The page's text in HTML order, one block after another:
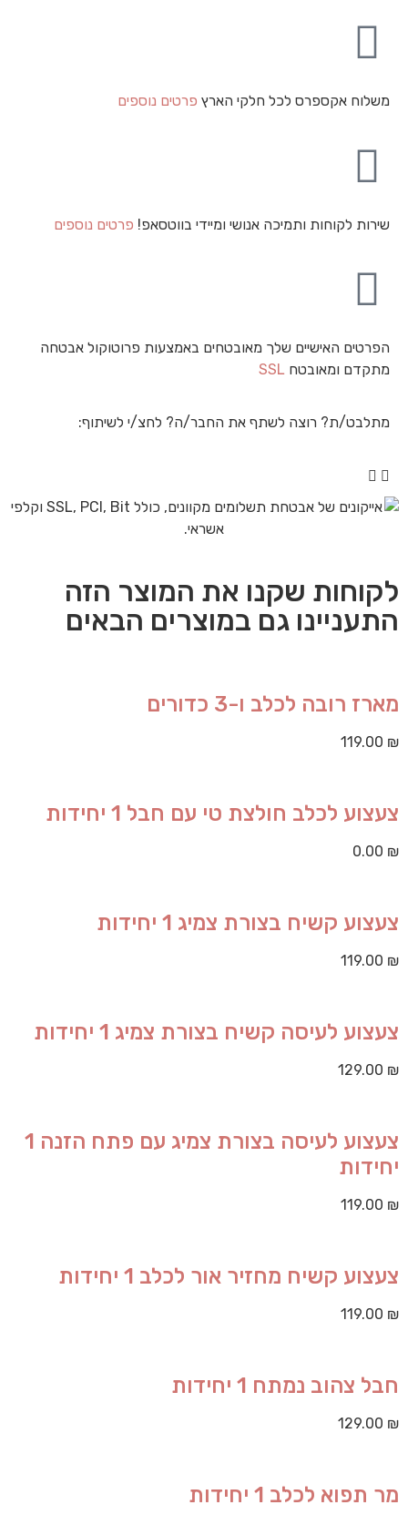
משלוח אקספרס לכל חלקי הארץ פרטים נוספים
שירות לקוחות ותמיכה אנושי ומיידי בווטסאפ! פרטים נוספים
הפרטים האישיים שלך מאובטחים באמצעות פרוטוקול אבטחה
מתקדם ומאובטח SSL
מתלבט/ת? רוצה לשתף את החבר/ה? לחצ/י לשיתוף:
לקוחות שקנו את המוצר הזה
התעניינו גם במוצרים הבאים
מארז רובה לכלב ו-3 כדורים
119.00 ₪
צעצוע לכלב חולצת טי עם חבל 1 יחידות
0.00 ₪
צעצוע קשיח בצורת צמיג 1 יחידות
119.00 ₪
צעצוע לעיסה קשיח בצורת צמיג 1 יחידות
129.00 ₪
צעצוע לעיסה בצורת צמיג עם פתח הזנה 1
יחידות
119.00 ₪
צעצוע קשיח מחזיר אור לכלב 1 יחידות
119.00 ₪
חבל צהוב נמתח 1 יחידות
129.00 ₪
מר תפוא לכלב 1 יחידות